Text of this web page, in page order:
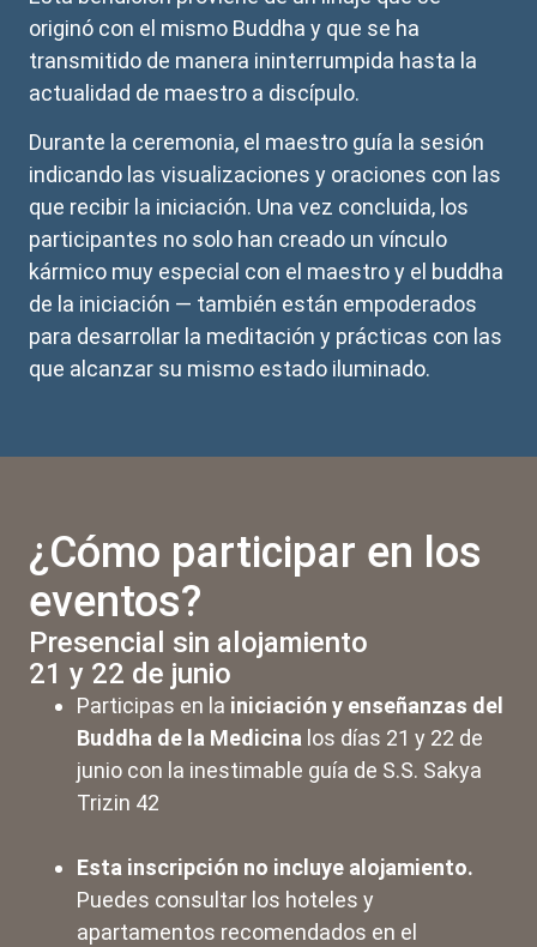
originó con el mismo Buddha y que se ha
transmitido de manera ininterrumpida hasta la
actualidad de maestro a discípulo.
Durante la ceremonia, el maestro guía la sesión
indicando las visualizaciones y oraciones con las
que recibir la iniciación. Una vez concluida, los
participantes no solo han creado un vínculo
kármico muy especial con el maestro y el buddha
de la iniciación — también están empoderados
para desarrollar la meditación y prácticas con las
que alcanzar su mismo estado iluminado.
¿Cómo participar en los
eventos?
Presencial sin alojamiento
21 y 22 de junio
Participas en la iniciación y enseñanzas del
Buddha de la Medicina los días 21 y 22 de
junio con la inestimable guía de S.S. Sakya
Trizin 42
Esta inscripción no incluye alojamiento.
Puedes consultar los hoteles y
apartamentos recomendados en el